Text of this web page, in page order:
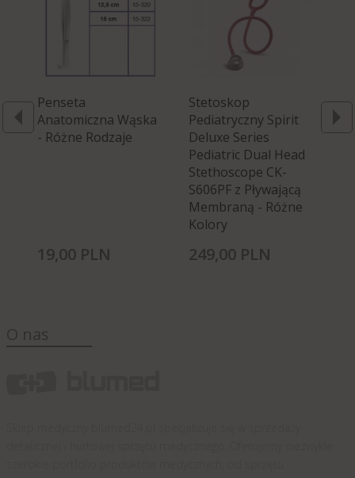
Penseta
Anatomiczna Wąska
- Różne Rodzaje
19,00 PLN
Stetoskop
Pediatryczny Spirit
Deluxe Series
Pediatric Dual Head
Stethoscope CK-
S606PF z Pływającą
Membraną - Różne
Kolory
249,00 PLN
O nas